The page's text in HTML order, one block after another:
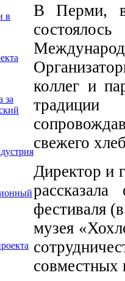
в
за
В Перми, в
коллег и
традиции
свежего
Директор и
фестиваля
музея
совместных